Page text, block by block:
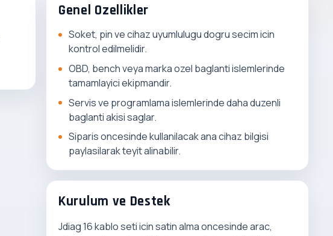
Genel Ozellikler
Soket, pin ve cihaz uyumlulugu dogru secim icin
kontrol edilmelidir.
OBD, bench veya marka ozel baglanti islemlerinde
tamamlayici ekipmandir.
Servis ve programlama islemlerinde daha duzenli
baglanti akisi saglar.
Siparis oncesinde kullanilacak ana cihaz bilgisi
paylasilarak teyit alinabilir.
Kurulum ve Destek
Jdiag 16 kablo seti icin satin alma oncesinde arac,